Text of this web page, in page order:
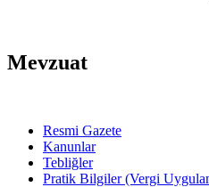
Mevzuat
Resmi Gazete
Kanunlar
Tebliğler
Pratik Bilgiler (Vergi